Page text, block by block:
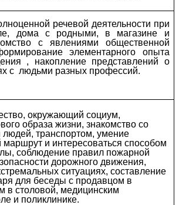
речевой деятельности при
дома с родными, в магазине и
с явлениями общественной
элементарного опыта
, накопление представлений о
с людьми разных профессий.
окружающий социум,
образа жизни, знакомство со
людей, транспортом, умение
маршрут и интересоваться способом
соблюдение правил пожарной
дорожного движения,
ситуациях, составление
для беседы с продавцом в
в столовой, медицинским
и поликлинике.